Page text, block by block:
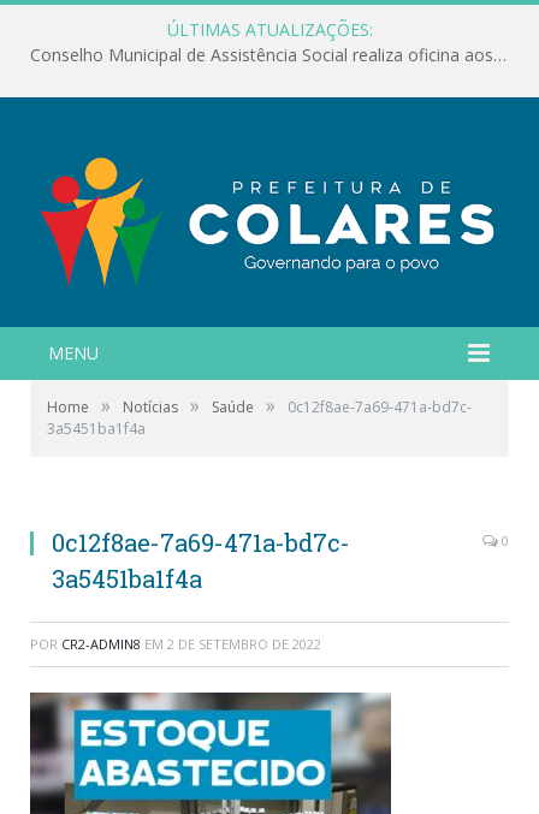
ÚLTIMAS ATUALIZAÇÕES:
Conselho Municipal de Assistência Social realiza oficina aos servidores
MENU
Home » Notícias » Saúde »
0c12f8ae-7a69-471a-bd7c-
3a5451ba1f4a
0c12f8ae-7a69-471a-bd7c-
3a5451ba1f4a
0
POR CR2-ADMIN8 EM 2 DE SETEMBRO DE 2022